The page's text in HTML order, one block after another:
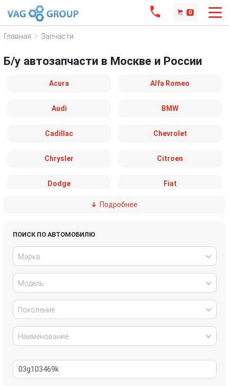
0
Главная Запчасти
Б/у автозапчасти в Москве и России
Acura Alfa Romeo
Audi BMW
Cadillac Chevrolet
Chrysler Citroen
Dodge Fiat
Honda
Kia
Land Rover
Mazda Mercedes-Benz
Подробнее
ПОИСК ПО АВТОМОБИЛЮ
Марка
Модель
Поколение
Наименование